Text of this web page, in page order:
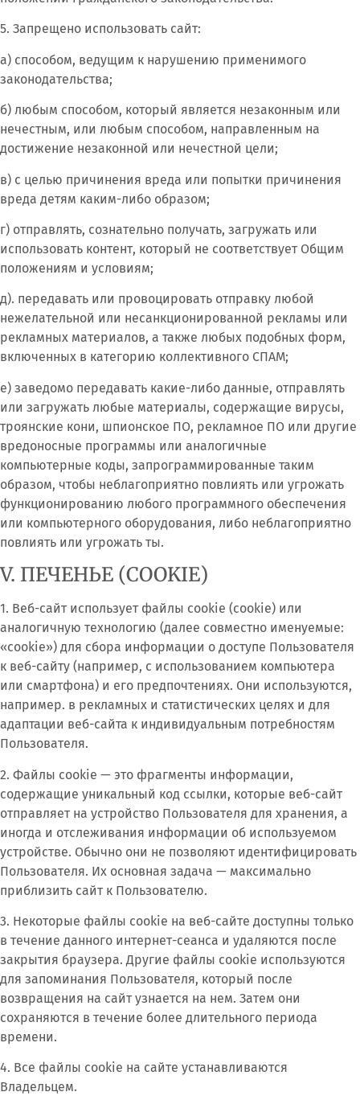
5. Запрещено использовать сайт:
а) способом, ведущим к нарушению применимого
законодательства;
б) любым способом, который является незаконным или
нечестным, или любым способом, направленным на
достижение незаконной или нечестной цели;
в) с целью причинения вреда или попытки причинения
вреда детям каким-либо образом;
г) отправлять, сознательно получать, загружать или
использовать контент, который не соответствует Общим
положениям и условиям;
д). передавать или провоцировать отправку любой
нежелательной или несанкционированной рекламы или
рекламных материалов, а также любых подобных форм,
включенных в категорию коллективного СПАМ;
е) заведомо передавать какие-либо данные, отправлять
или загружать любые материалы, содержащие вирусы,
троянские кони, шпионское ПО, рекламное ПО или другие
вредоносные программы или аналогичные
компьютерные коды, запрограммированные таким
образом, чтобы неблагоприятно повлиять или угрожать
функционированию любого программного обеспечения
или компьютерного оборудования, либо неблагоприятно
повлиять или угрожать ты.
V. ПЕЧЕНЬЕ (COOKIE)
1. Веб-сайт использует файлы cookie (cookie) или
аналогичную технологию (далее совместно именуемые:
«cookie») для сбора информации о доступе Пользователя
к веб-сайту (например, с использованием компьютера
или смартфона) и его предпочтениях. Они используются,
например. в рекламных и статистических целях и для
адаптации веб-сайта к индивидуальным потребностям
Пользователя.
2. Файлы cookie — это фрагменты информации,
содержащие уникальный код ссылки, которые веб-сайт
отправляет на устройство Пользователя для хранения, а
иногда и отслеживания информации об используемом
устройстве. Обычно они не позволяют идентифицировать
Пользователя. Их основная задача — максимально
приблизить сайт к Пользователю.
3. Некоторые файлы cookie на веб-сайте доступны только
в течение данного интернет-сеанса и удаляются после
закрытия браузера. Другие файлы cookie используются
для запоминания Пользователя, который после
возвращения на сайт узнается на нем. Затем они
сохраняются в течение более длительного периода
времени.
4. Все файлы cookie на сайте устанавливаются
Владельцем.